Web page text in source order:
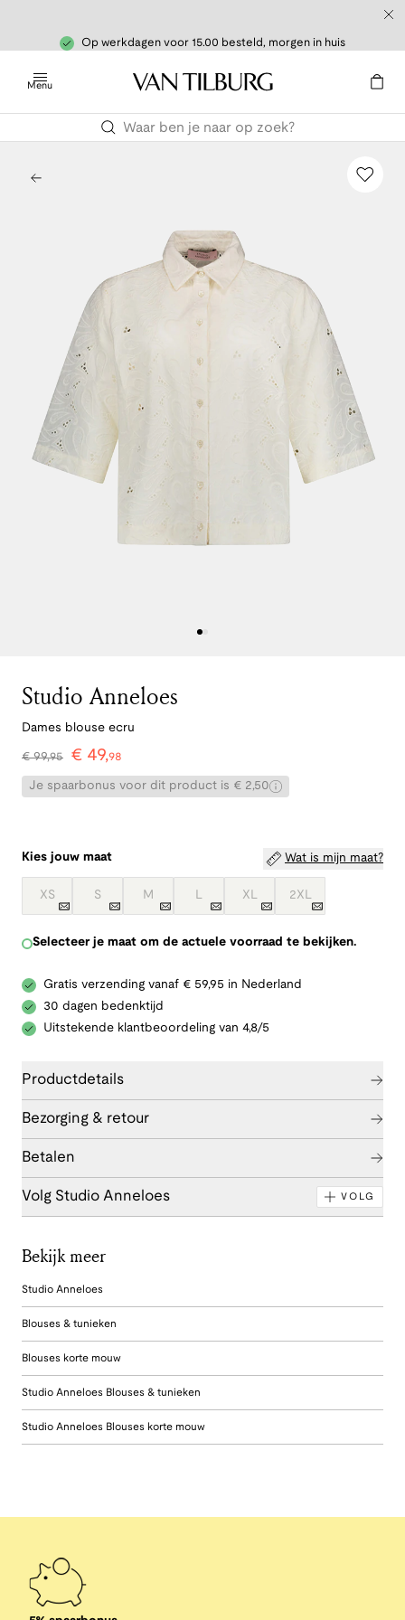
Op werkdagen voor 15.00 besteld, morgen in huis
Menu
Studio Anneloes
Dames blouse ecru
€99,95 € 49,98
Je spaarbonus voor dit product is € 2,50
Kies jouw maat Wat is mijn maat?
XS S M L XL 2XL
Selecteer je maat om de actuele voorraad te bekijken.
Gratis verzending vanaf € 59,95 in Nederland
30 dagen bedenktijd
Uitstekende klantbeoordeling van 4,8/5
Productdetails
Bezorging & retour
Betalen
Volg Studio Anneloes VOLG
Bekijk meer
Studio Anneloes
Blouses & tunieken
Blouses korte mouw
Studio Anneloes Blouses & tunieken
Studio Anneloes Blouses korte mouw